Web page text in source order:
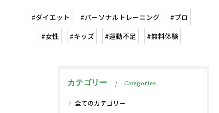
#ダイエット #パーソナルトレーニング
#プロ
#女性
#キッズ #運動不足 #無料体験
カテゴリー Categories
全てのカテゴリー